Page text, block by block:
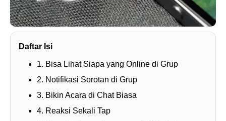
Daftar Isi
1. Bisa Lihat Siapa yang Online di Grup
2. Notifikasi Sorotan di Grup
3. Bikin Acara di Chat Biasa
4. Reaksi Sekali Tap